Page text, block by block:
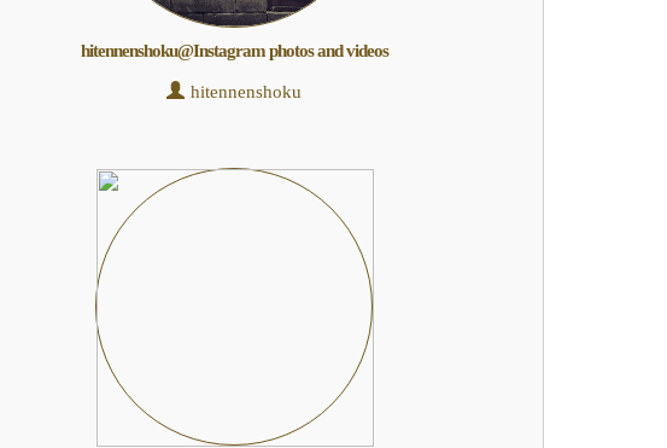
hitennenshoku@Instagram photos and videos
hitennenshoku